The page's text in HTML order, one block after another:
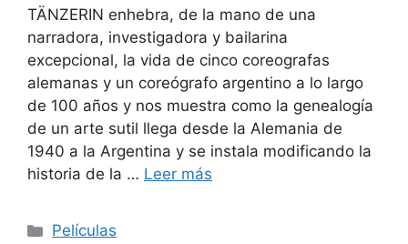
TÄNZERIN enhebra, de la mano de una
narradora, investigadora y bailarina
excepcional, la vida de cinco coreografas
alemanas y un coreógrafo argentino a lo largo
de 100 años y nos muestra como la genealogía
de un arte sutil llega desde la Alemania de
1940 a la Argentina y se instala modificando la
historia de la … Leer más
Películas